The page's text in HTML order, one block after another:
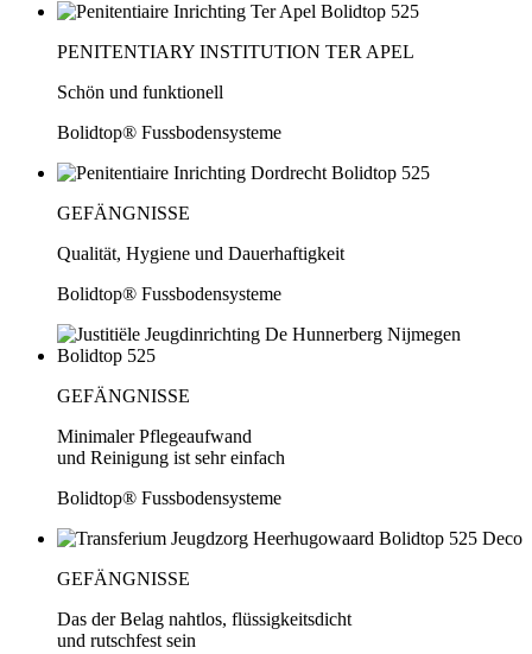
PENITENTIARY INSTITUTION TER APEL
Schön und funktionell
Bolidtop® Fussbodensysteme
GEFÄNGNISSE
Qualität, Hygiene und Dauerhaftigkeit
Bolidtop® Fussbodensysteme
GEFÄNGNISSE
Minimaler Pflegeaufwand
und Reinigung ist sehr einfach
Bolidtop® Fussbodensysteme
GEFÄNGNISSE
Das der Belag nahtlos, flüssigkeitsdicht
und rutschfest sein